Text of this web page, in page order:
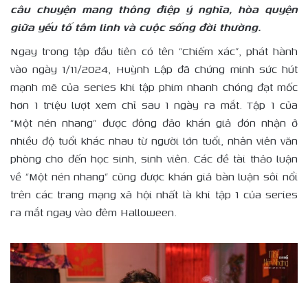
câu chuyện mang thông điệp ý nghĩa, hòa quyện
giữa yếu tố tâm linh và cuộc sống đời thường.
Ngay trong tập đầu tiên có tên “Chiếm xác”, phát hành
vào ngày 1/11/2024, Huỳnh Lập đã chứng minh sức hút
mạnh mẽ của series khi tập phim nhanh chóng đạt mốc
hơn 1 triệu lượt xem chỉ sau 1 ngày ra mắt. Tập 1 của
“Một nén nhang” được đông đảo khán giả đón nhận ở
nhiều độ tuổi khác nhau từ người lớn tuổi, nhân viên văn
phòng cho đến học sinh, sinh viên. Các đề tài thảo luận
về “Một nén nhang” cũng được khán giả bàn luận sôi nổi
trên các trang mạng xã hội nhất là khi tập 1 của series
ra mắt ngay vào đêm Halloween.